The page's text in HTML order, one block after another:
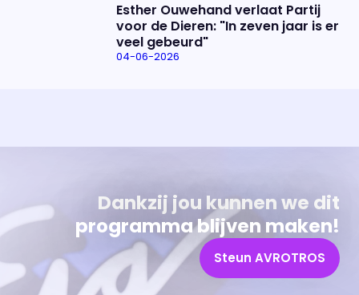
Esther Ouwehand verlaat Partij
voor de Dieren: "In zeven jaar is er
veel gebeurd"
04-06-2026
Dankzij jou kunnen we dit
programma blijven maken!
Steun AVROTROS